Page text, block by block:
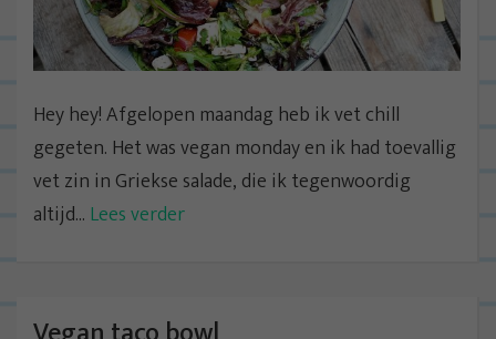
Hey hey! Afgelopen maandag heb ik vet chill
gegeten. Het was vegan monday en ik had toevallig
vet zin in Griekse salade, die ik tegenwoordig
altijd... Lees verder